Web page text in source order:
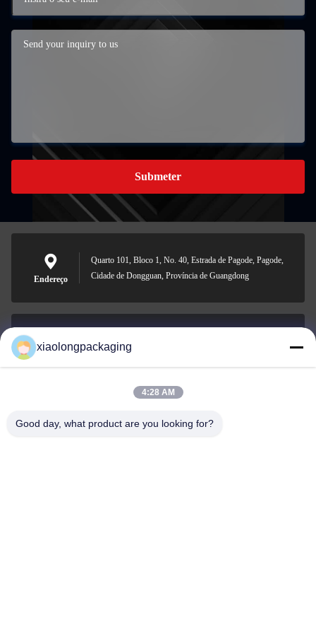
Submeter
Endereço
Quarto 101, Bloco 1, No. 40, Estrada de Pagode, Pagode,
Cidade de Dongguan, Província de Guangdong
Tina@xiaolongpackaging.com
0086-15322891631
xiaolongpackaging
4:28 AM
Good day, what product are you looking for?